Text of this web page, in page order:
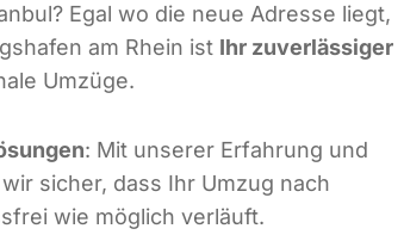
Egal wo die neue Adresse liegt,
am Rhein ist Ihr zuverlässiger
Umzüge.
: Mit unserer Erfahrung und
sicher, dass Ihr Umzug nach
wie möglich verläuft.